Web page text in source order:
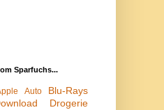
Sparfuchs...
Auto
Blu-Rays
Drogerie